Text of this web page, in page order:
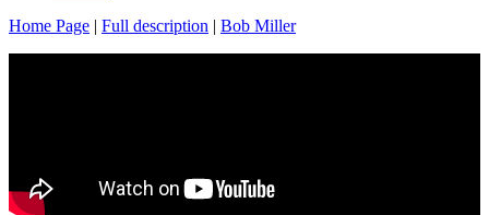
Home Page | Full description | Bob Miller